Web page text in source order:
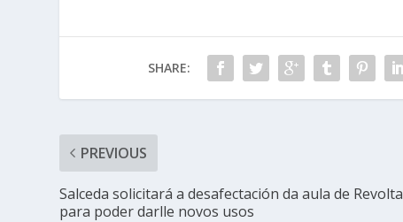
SHARE:
PREVIOUS
Salceda solicitará a desafectación da aula de Revolta
para poder darlle novos usos